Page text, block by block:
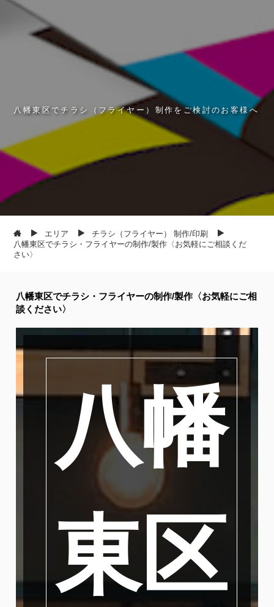
八 幡東 区 でチ ラ シ （ フライヤ ー ） 制 作 をご検討の お 客様へ
エリア
チラシ（フライヤー） 制作/印刷
八幡東区でチラシ・フライヤーの制作/製作〈お気軽にご相談くだ
さい〉
八幡東区でチラシ・フライヤーの制作/製作〈お気軽にご相
談ください〉
八幡
東区